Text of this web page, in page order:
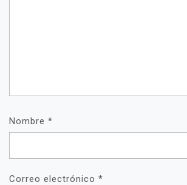
Nombre *
Correo electrónico *